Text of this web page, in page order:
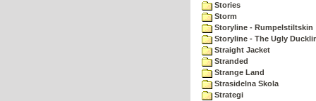
Stories
Storm
Storyline - Rumpelstiltskin
Storyline - The Ugly
Straight Jacket
Stranded
Strange Land
Strasidelna Skola
Strategi